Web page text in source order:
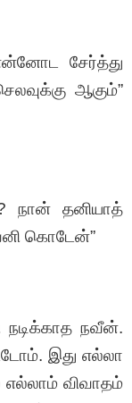
சேர்த்து
ஆகும்”
நான் தனியாத்
கொடேன்”
நடிக்காத நவீன்.
இது எல்லா
எல்லாம் விவாதம்